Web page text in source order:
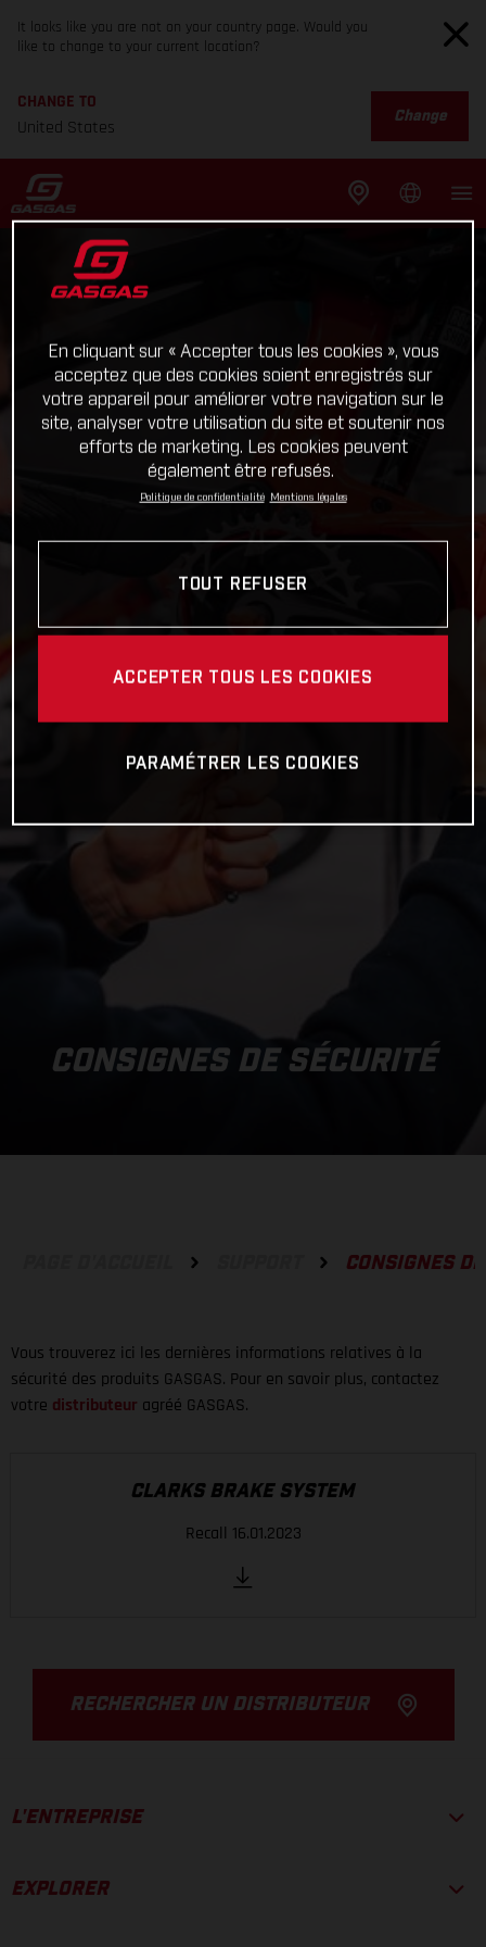
It looks like you are not on your country page. Would you
like to change to your current location?
CHANGE TO
United States
Change
CONSIGNES DE SÉCURITÉ
CONSIGNES
Vous trouverez ici les dernières informations relatives à la
sécurité des produits GASGAS. Pour en savoir plus, contactez
votre distributeur agréé GASGAS.
CLARKS BRAKE SYSTEM
Recall 16.01.2023
RECHERCHER UN DISTRIBUTEUR
L'ENTREPRISE
EXPLORER
En cliquant sur « Accepter tous les cookies », vous
acceptez que des cookies soient enregistrés sur
votre appareil pour améliorer votre navigation sur le
site, analyser votre utilisation du site et soutenir nos
efforts de marketing. Les cookies peuvent
également être refusés.
Politique de confidentialité Mentions légales
TOUT REFUSER
ACCEPTER TOUS LES COOKIES
PARAMÉTRER LES COOKIES